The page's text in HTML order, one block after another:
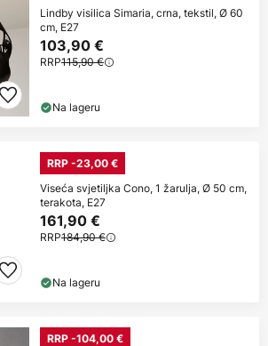
Lindby visilica Simaria, crna, tekstil, Ø 60
cm, E27
103,90 €
RRP115,90 €
Na lageru
RRP -23,00 €
Viseća svjetiljka Cono, 1 žarulja, Ø 50 cm,
terakota, E27
161,90 €
RRP184,90 €
Na lageru
RRP -104,00 €